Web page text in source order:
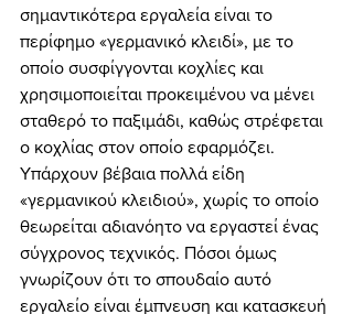
σημαντικότερα εργαλεία είναι το
περίφημο «γερμανικό κλειδί», με το
οποίο συσφίγγονται κοχλίες και
χρησιμοποιείται προκειμένου να μένει
σταθερό το παξιμάδι, καθώς στρέφεται
ο κοχλίας στον οποίο εφαρμόζει.
Υπάρχουν βέβαια πολλά είδη
«γερμανικού κλειδιού», χωρίς το οποίο
θεωρείται αδιανόητο να εργαστεί ένας
σύγχρονος τεχνικός. Πόσοι όμως
γνωρίζουν ότι το σπουδαίο αυτό
εργαλείο είναι έμπνευση και κατασκευή